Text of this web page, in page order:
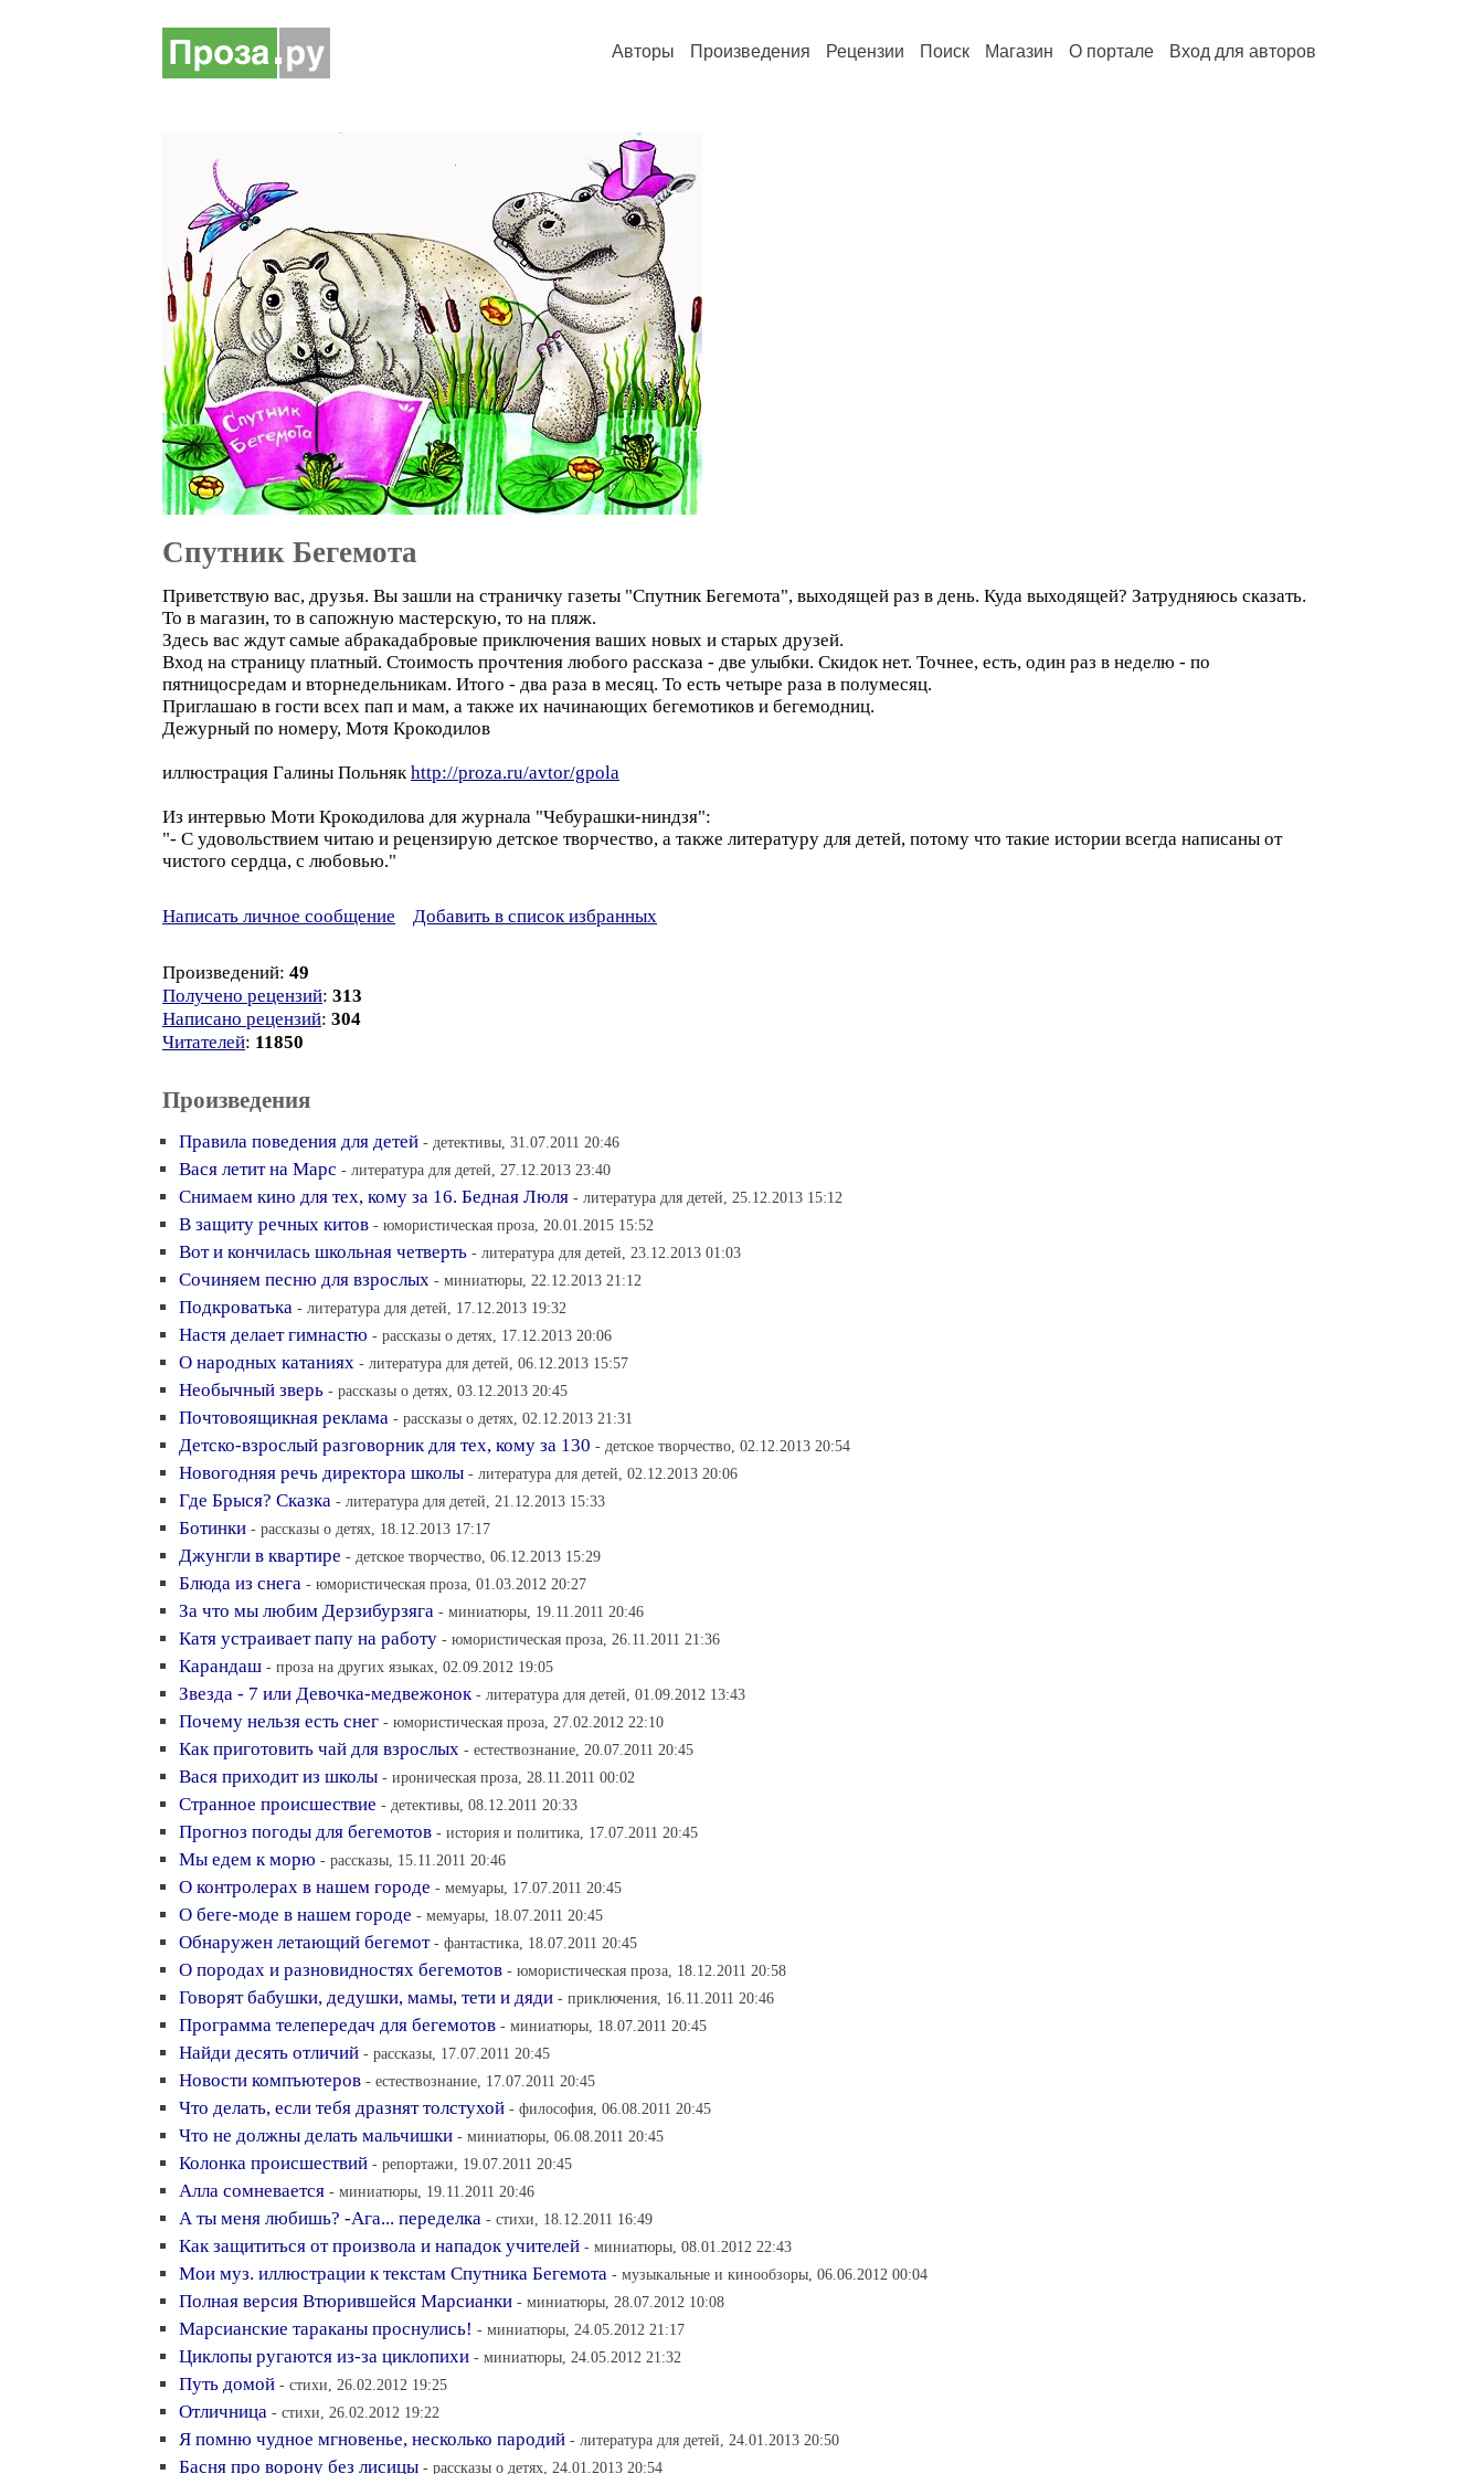
Авторы Произведения Рецензии Поиск Магазин О портале Вход для авторов
Спутник Бегемота
Приветствую вас, друзья. Вы зашли на страничку газеты "Спутник Бегемота", выходящей раз в день. Куда выходящей? Затрудняюсь сказать.
То в магазин, то в сапожную мастерскую, то на пляж.
Здесь вас ждут самые абракадабровые приключения ваших новых и старых друзей.
Вход на страницу платный. Стоимость прочтения любого рассказа - две улыбки. Скидок нет. Точнее, есть, один раз в неделю - по
пятницосредам и вторнедельникам. Итого - два раза в месяц. То есть четыре раза в полумесяц.
Приглашаю в гости всех пап и мам, а также их начинающих бегемотиков и бегемодниц.
Дежурный по номеру, Мотя Крокодилов
иллюстрация Галины Польнякhttp://proza.ru/avtor/gpola
Из интервью Моти Крокодилова для журнала "Чебурашки-ниндзя":
"- С удовольствием читаю и рецензирую детское творчество, а также литературу для детей, потому что такие истории всегда написаны от
чистого сердца, с любовью."
Написать личное сообщение Добавить в список избранных
Произведений: 49
Получено рецензий: 313
Написано рецензий: 304
Читателей: 11850
Произведения
Правила поведения для детей - детективы, 31.07.2011 20:46
Вася летит на Марс - литература для детей, 27.12.2013 23:40
Снимаем кино для тех, кому за 16. Бедная Люля - литература для детей, 25.12.2013 15:12
В защиту речных китов - юмористическая проза, 20.01.2015 15:52
Вот и кончилась школьная четверть - литература для детей, 23.12.2013 01:03
Сочиняем песню для взрослых - миниатюры, 22.12.2013 21:12
Подкроватька - литература для детей, 17.12.2013 19:32
Настя делает гимнастю - рассказы о детях, 17.12.2013 20:06
О народных катаниях - литература для детей, 06.12.2013 15:57
Необычный зверь - рассказы о детях, 03.12.2013 20:45
Почтовоящикная реклама - рассказы о детях, 02.12.2013 21:31
Детско-взрослый разговорник для тех, кому за 130 - детское творчество, 02.12.2013 20:54
Новогодняя речь директора школы - литература для детей, 02.12.2013 20:06
Где Брыся? Сказка - литература для детей, 21.12.2013 15:33
Ботинки - рассказы о детях, 18.12.2013 17:17
Джунгли в квартире - детское творчество, 06.12.2013 15:29
Блюда из снега - юмористическая проза, 01.03.2012 20:27
За что мы любим Дерзибурзяга - миниатюры, 19.11.2011 20:46
Катя устраивает папу на работу - юмористическая проза, 26.11.2011 21:36
Карандаш - проза на других языках, 02.09.2012 19:05
Звезда - 7 или Девочка-медвежонок - литература для детей, 01.09.2012 13:43
Почему нельзя есть снег - юмористическая проза, 27.02.2012 22:10
Как приготовить чай для взрослых - естествознание, 20.07.2011 20:45
Вася приходит из школы - ироническая проза, 28.11.2011 00:02
Странное происшествие - детективы, 08.12.2011 20:33
Прогноз погоды для бегемотов - история и политика, 17.07.2011 20:45
Мы едем к морю - рассказы, 15.11.2011 20:46
О контролерах в нашем городе - мемуары, 17.07.2011 20:45
О беге-моде в нашем городе - мемуары, 18.07.2011 20:45
Обнаружен летающий бегемот - фантастика, 18.07.2011 20:45
О породах и разновидностях бегемотов - юмористическая проза, 18.12.2011 20:58
Говорят бабушки, дедушки, мамы, тети и дяди - приключения, 16.11.2011 20:46
Программа телепередач для бегемотов - миниатюры, 18.07.2011 20:45
Найди десять отличий - рассказы, 17.07.2011 20:45
Новости компъютеров - естествознание, 17.07.2011 20:45
Что делать, если тебя дразнят толстухой - философия, 06.08.2011 20:45
Что не должны делать мальчишки - миниатюры, 06.08.2011 20:45
Колонка происшествий - репортажи, 19.07.2011 20:45
Алла сомневается - миниатюры, 19.11.2011 20:46
А ты меня любишь? -Ага... переделка - стихи, 18.12.2011 16:49
Как защититься от произвола и нападок учителей - миниатюры, 08.01.2012 22:43
Мои муз. иллюстрации к текстам Спутника Бегемота - музыкальные и кинообзоры, 06.06.2012 00:04
Полная версия Втюрившейся Марсианки - миниатюры, 28.07.2012 10:08
Марсианские тараканы проснулись! - миниатюры, 24.05.2012 21:17
Циклопы ругаются из-за циклопихи - миниатюры, 24.05.2012 21:32
Путь домой - стихи, 26.02.2012 19:25
Отличница - стихи, 26.02.2012 19:22
Я помню чудное мгновенье, несколько пародий - литература для детей, 24.01.2013 20:50
Басня про ворону без лисицы - рассказы о детях, 24.01.2013 20:54